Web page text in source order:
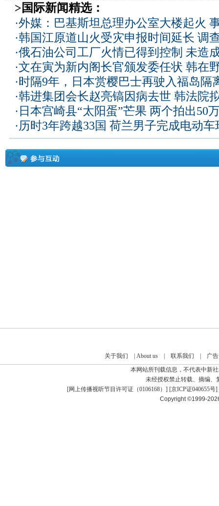
>国际新闻精选：
·外媒：巴基斯坦总理办公室大楼起火
·韩国江原道山火受灾申报时间延长 调
·俄石油公司工厂火情已得到控制 未造
·文在寅为新内阁长官颁发委任状 韩在
·时隔9年，日本赏樱巴士再驶入福岛隔
·韩进集团会长赵亮镐因病去世 韩法院
· 日本宫崎县“太阳蛋”芒果 两个拍出50
·历时3年跨越33国 荷兰男子完成电动车
关于我们 About us| 联系我们
广
本网站所刊载信息，不代表中新
未经授权禁止转载、摘编、
[网上传播视听节目许可证（0106168） ] [京ICP证040655号]
Copyright ©1999-